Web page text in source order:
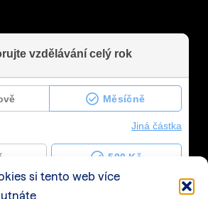
si tento web více